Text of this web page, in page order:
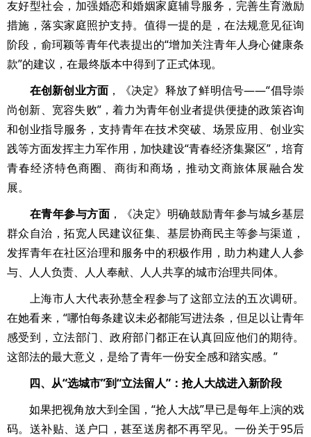
友好型社会，加强婚恋和婚姻家庭辅导服务，完善生育激励
措施，落实家庭照护支持。值得一提的是，在法规意见征询
阶段，俞珂颖等青年代表提出的“增加关注青年人身心健康条
款”的建议，在最终版本中得到了正式体现。
在创新创业方面 ，《决定》释放了鲜明信号——“倡导崇
尚创新、宽容失败”，着力为青年创业者提供便捷的政策咨询
和创业指导服务，支持青年在技术突破、场景应用、创业实
践等方面发挥主力军作用，加快建设“青春经济集聚区”，培育
青春经济特色商圈、商街和商场，推动文商旅体展融合发
展。
在青年参与方面 ，《决定》明确鼓励青年参与城乡基层
群众自治，拓宽人民建议征集、基层协商民主等参与渠道，
发挥青年在社区治理和服务中的积极作用，助力构建人人参
与、人人负责、人人奉献、人人共享的城市治理共同体。
上海市人大代表孙慧全程参与了这部立法的五次调研。
在她看来，“哪怕每条建议未必都能写进法条，但足以让青年
感受到，立法部门、政府部门都正在认真回应他们的期待。
这部法的最大意义，是给了青年一份安全感和踏实感。”
四、从“选城市”到“立法留人”：抢人大战进入新阶段
如果把视角放大到全国，“抢人大战”早已是每年上演的戏
码。送补贴、送户口，甚至送房都不再罕见。一份关于95后